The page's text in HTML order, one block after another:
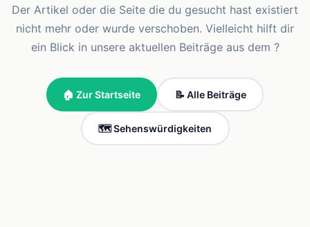
Der Artikel oder die Seite die du gesucht hast existiert
nicht mehr oder wurde verschoben. Vielleicht hilft dir
ein Blick in unsere aktuellen Beiträge aus dem ?
🏠 Zur Startseite 📝 Alle Beiträge
🗺️ Sehenswürdigkeiten